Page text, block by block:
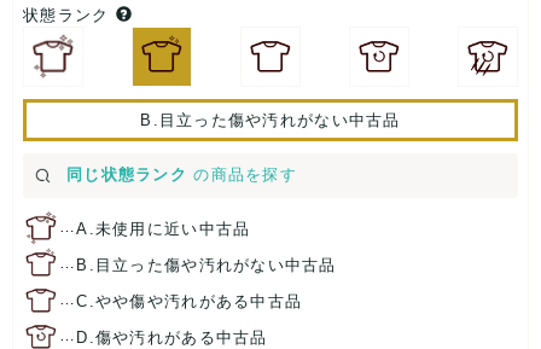
状態ランク
B.目立った傷や汚れがない中古品
同じ状態ランク の商品を探す
…A.未使用に近い中古品
… B.目立った傷や汚れがない中古品
…C.やや傷や汚れがある中古品
… D.傷や汚れがある中古品